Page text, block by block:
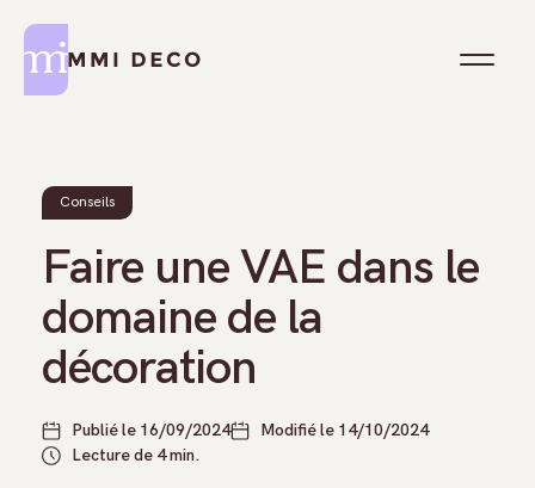
Formations Courtes
Formations Logiciels
Conseils
Faire une VAE dans le
domaine de la
décoration
Publié le 16/09/2024
Modifié le 14/10/2024
Lecture de 4 min.